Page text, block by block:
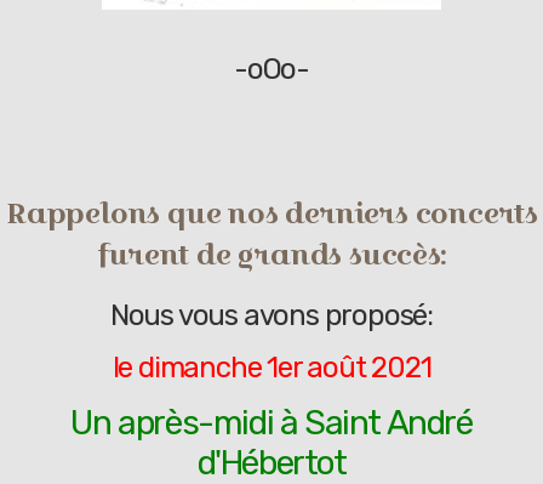
-oOo-
Rappelons que nos derniers concerts
furent de grands succès:
Nous vous avons proposé:
le dimanche 1er août 2021
Un après-midi à Saint André
d'Hébertot